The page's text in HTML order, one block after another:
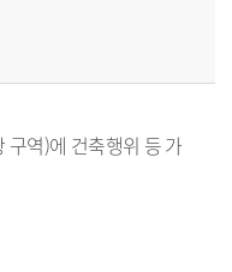
역)에 건축행위 등 가